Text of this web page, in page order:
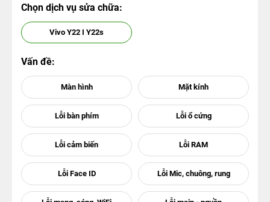
Chọn dịch vụ sửa chữa:
Vivo Y22 I Y22s
Vấn đề: